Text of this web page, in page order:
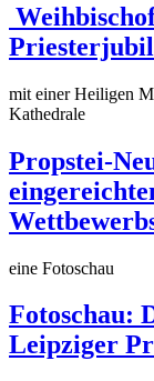
mit einer Heiligen
Kathedrale
Propstei-
eine Fotoschau
Fotoschau:
Leipziger